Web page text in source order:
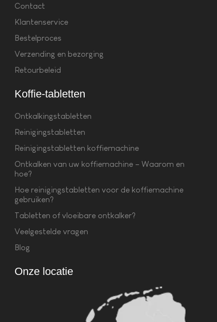
Contact
Klantenservice
Bestelproces
Verzending en bezorging
Retourbeleid
Koffie-tabletten
Ontkalkingstabletten
Reinigingstabletten
Reinigingstabletten koffiemachine
Ontkalken van uw koffiemachine – Waarom en
hoe?
Hoe reinigingstabletten voor de koffiemachine
gebruiken?
Tabletten of vloeibare ontkalker?
Veelgestelde vragen
Blog
Onze locatie